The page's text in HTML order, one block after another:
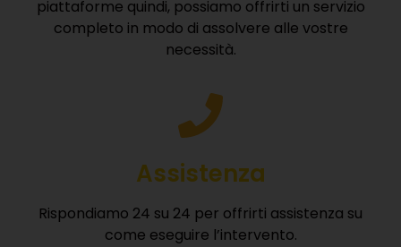
piattaforme quindi, possiamo offrirti un servizio
completo in modo di assolvere alle vostre
necessità.
Assistenza
Rispondiamo 24 su 24 per offrirti assistenza su
come eseguire l’intervento.